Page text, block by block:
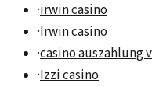
·irwin casino
·Irwin casino
·casino auszahlung
·Izzi casino